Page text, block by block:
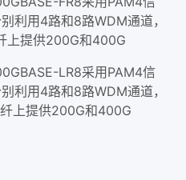
用4路和8路WDM通道，
上提供200G和400G
LR8采用PAM4信
用4路和8路WDM通道，
上提供200G和400G